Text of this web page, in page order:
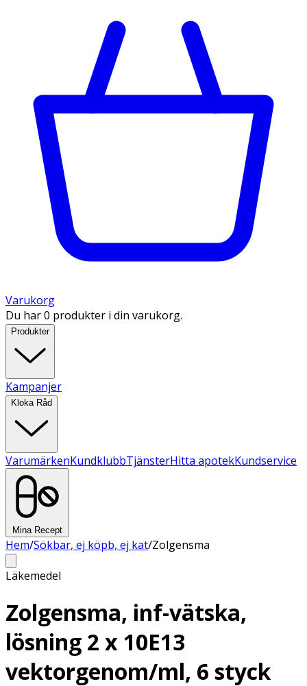
Varukorg
Du har 0 produkter i din varukorg.
Produkter
Kampanjer
Kloka Råd
VarumärkenKundklubbTjänsterHitta apotekKundservice
Mina Recept
Hem/Sökbar, ej köpb, ej kat/Zolgensma
Läkemedel
Zolgensma, inf-vätska,
lösning 2 x 10E13
vektorgenom/ml, 6 styck